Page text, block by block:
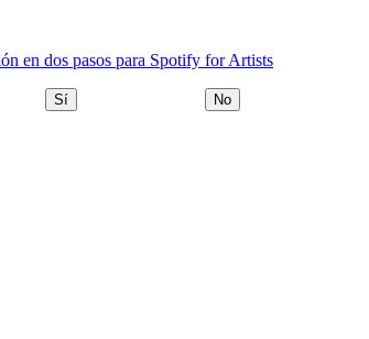
en dos pasos para Spotify for Artists
Sí No